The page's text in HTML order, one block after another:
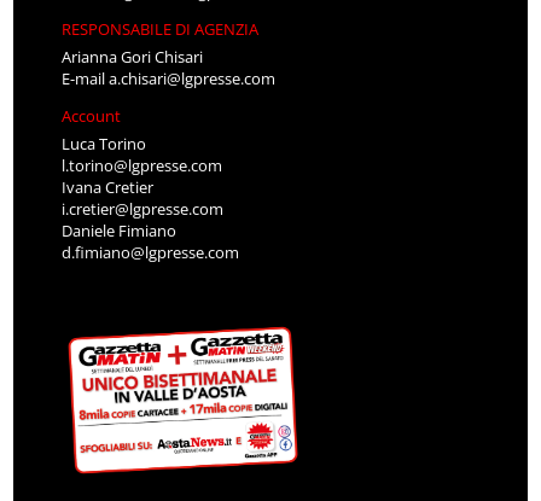
RESPONSABILE DI AGENZIA
Arianna Gori Chisari
E-maila.chisari@lgpresse.com
Account
Luca Torino
l.torino@lgpresse.com
Ivana Cretier
i.cretier@lgpresse.com
Daniele Fimiano
d.fimiano@lgpresse.com